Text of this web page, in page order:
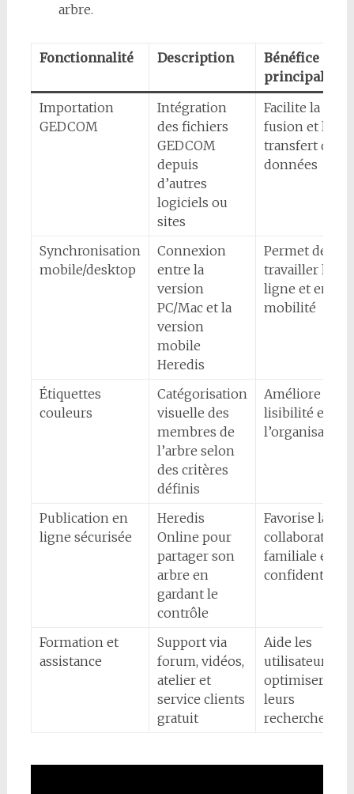
arbre.
Fonctionnalité Description
Bénéfice
principal
Importation
GEDCOM
Intégration
des fichiers
GEDCOM
depuis
d’autres
logiciels ou
sites
Facilite la
fusion et le
transfert des
données
Synchronisation
mobile/desktop
Connexion
entre la
version
PC/Mac et la
version
mobile
Heredis
Permet de
travailler hors
ligne et en
mobilité
Étiquettes
couleurs
Catégorisation
visuelle des
membres de
l’arbre selon
des critères
définis
Améliore la
lisibilité et
l’organisation
Publication en
ligne sécurisée
Heredis
Online pour
partager son
arbre en
gardant le
contrôle
Favorise la
collaboration
familiale et la
confidentialité
Formation et
assistance
Support via
forum, vidéos,
atelier et
service clients
gratuit
Aide les
utilisateurs à
optimiser
leurs
recherches